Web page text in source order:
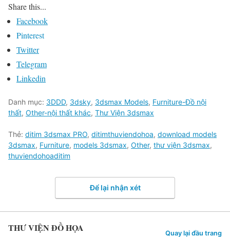
Share this...
Facebook
Pinterest
Twitter
Telegram
Linkedin
Danh mục: 3DDD, 3dsky, 3dsmax Models, Furniture-Đồ nội
thất, Other-nội thất khác, Thư Viện 3dsmax
Thẻ: ditim 3dsmax PRO, ditimthuviendohoa, download models
3dsmax, Furniture, models 3dsmax, Other, thư viện 3dsmax,
thuviendohoaditim
Để lại nhận xét
THƯ VIỆN ĐỒ HỌA Quay lại đầu trang